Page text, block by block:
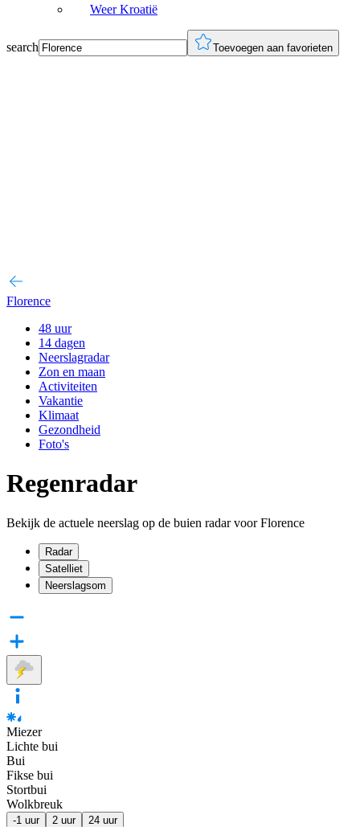
Weer Kroatië
search Toevoegen aan favorieten
Florence
48 uur
14 dagen
Neerslagradar
Zon en maan
Activiteiten
Vakantie
Klimaat
Gezondheid
Foto's
Regenradar
Bekijk de actuele neerslag op de buien radar voor Florence
Radar
Satelliet
Neerslagsom
Miezer
Lichte bui
Bui
Fikse bui
Stortbui
Wolkbreuk
-1 uur 2 uur 24 uur